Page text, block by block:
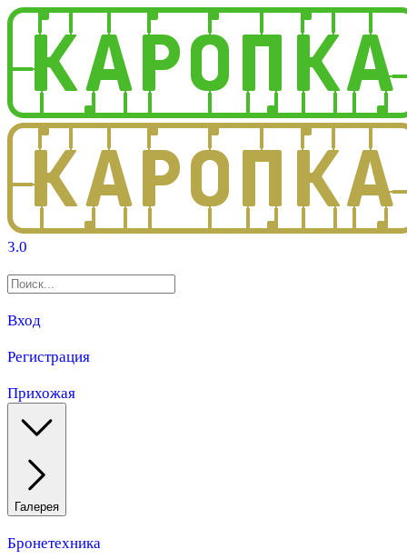
3.0
Вход
Регистрация
Прихожая
Галерея
Бронетехника